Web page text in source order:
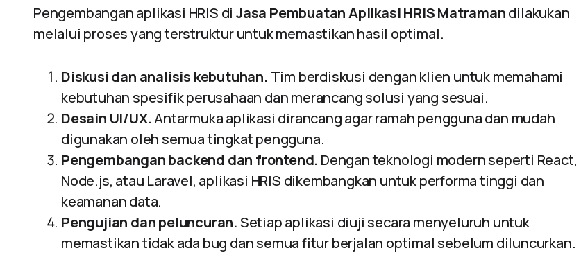
Pengembangan aplikasi HRIS di Jasa Pembuatan Aplikasi HRIS Matramandilakukan
melalui proses yang terstruktur untuk memastikan hasil optimal.
Diskusi dan analisis kebutuhan. Tim berdiskusi dengan klien untuk memahami
kebutuhan spesifik perusahaan dan merancang solusi yang sesuai.
Desain UI/UX.Antarmuka aplikasi dirancang agar ramah pengguna dan mudah
digunakan oleh semua tingkat pengguna.
Pengembangan backend dan frontend. Dengan teknologi modern seperti React,
Node.js, atau Laravel, aplikasi HRIS dikembangkan untuk performa tinggi dan
keamanan data.
Pengujian dan peluncuran.Setiap aplikasi diuji secara menyeluruh untuk
memastikan tidak ada bug dan semua fitur berjalan optimal sebelum diluncurkan.